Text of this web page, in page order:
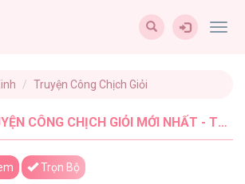
Truyện Công Chịch Giỏi
CHỊCH GIỎI MỚI NHẤT - TUSACHXINHXINH (1)
Trọn Bộ